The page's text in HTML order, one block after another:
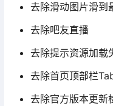
去除滑动图片滑到
去除吧友直播
去除提示资源加载
去除首页顶部栏
去除官方版本更新